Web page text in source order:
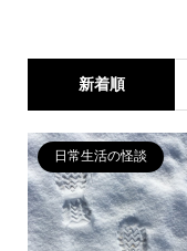
新着順
日常生活の怪談